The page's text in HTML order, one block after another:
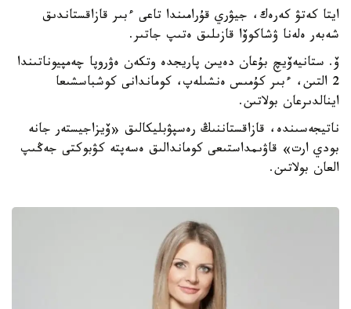
ايتا كەتۋ كەرەك، جيۋري قۇرامىندا تاعى ءبىر قازاقستاندىق
شەبەر ەلەنا ۋشاكوۆا قازىلىق ەتىپ جاتىر.
ۆ. ستانيەۆيچ بۇعان دەيىن پاريجدە وتكەن ەۋروپا چەمپيوناتىندا
2 التىن، ءبىر كۇمىس ەنشىلەپ، كوماندانى كوشباسشىعا
اينالدىرعان بولاتىن.
ناتيجەسىندە، قازاقستاننىڭ رەسپۋبليكالىق «ۆيزاجيستەر جانە
بودي ارت» قاۋىمداستىعى كوماندالىق ەسەپتە كۋبوكتى جەڭىپ
العان بولاتىن.